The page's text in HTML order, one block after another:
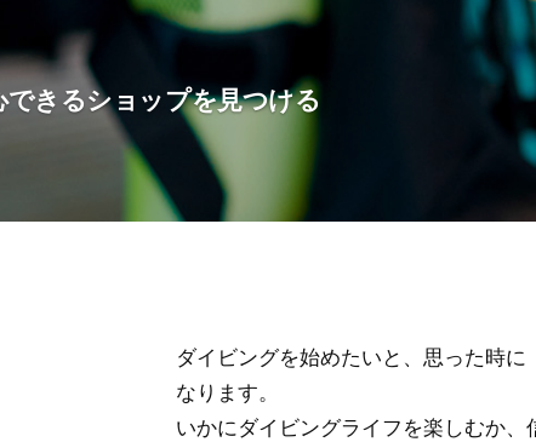
できるショップを見つける
ダイビングを始めたいと、思った時
なります。
いかにダイビングライフを楽しむか